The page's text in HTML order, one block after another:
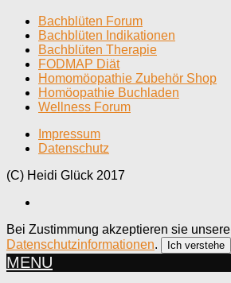
Bachblüten Forum
Bachblüten Indikationen
Bachblüten Therapie
FODMAP Diät
Homomöopathie Zubehör Shop
Homöopathie Buchladen
Wellness Forum
Impressum
Datenschutz
(C) Heidi Glück 2017
Bei Zustimmung akzeptieren sie unsere
Datenschutzinformationen. Ich verstehe
MENU